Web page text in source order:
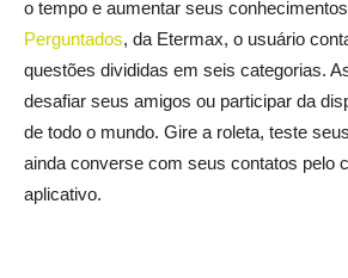
o tempo e aumentar seus
Perguntados, da Etermax, o usuário
questões divididas em seis categorias.
desafiar seus amigos ou participar da
de todo o mundo. Gire a roleta, teste
ainda converse com seus contatos pelo
aplicativo.